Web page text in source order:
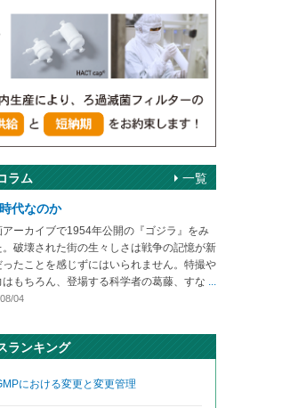
ラム
代なのか
ーカイブで1954年公開の『ゴジラ』をみ
破壊された街の生々しさは戦争の記憶が新
ったことを感じずにはいられません。特撮や
もちろん、登場する科学者の葛藤、すな ...
04
一覧
ランキング
における変更と変更管理